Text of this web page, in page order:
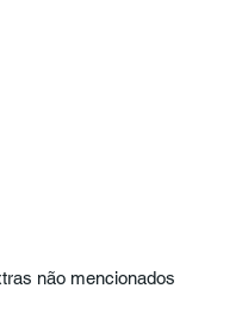
não mencionados